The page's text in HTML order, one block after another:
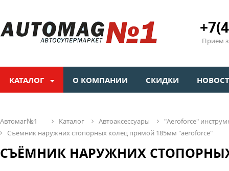
Прием
КАТАЛОГ О КОМПАНИИ СКИДКИ
автомаг№1 каталог автоаксессуары
"aeroforсe"
съёмник наружних стопорных колец прямой 185мм "aeroforce"
СЪЁМНИК НАРУЖНИХ СТОПОРНЫХ